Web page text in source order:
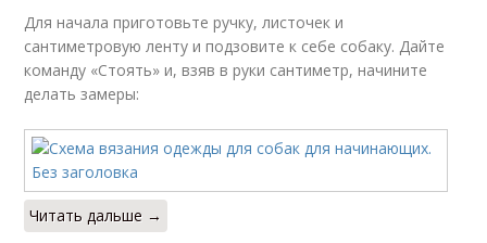
Для начала приготовьте ручку, листочек и
сантиметровую ленту и подзовите к себе собаку. Дайте
команду «Стоять» и, взяв в руки сантиметр, начините
делать замеры:
Читать дальше →